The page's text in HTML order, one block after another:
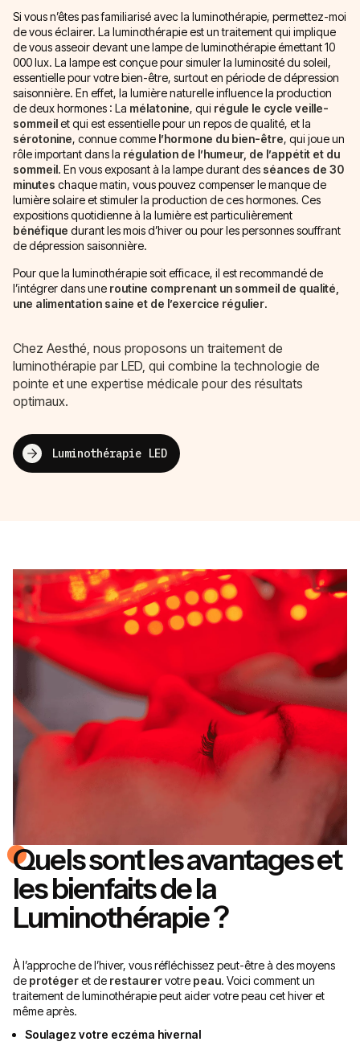
Si vous n’êtes pas familiarisé avec la luminothérapie, permettez-moi
de vous éclairer. La luminothérapie est un traitement qui implique
de vous asseoir devant une lampe de luminothérapie émettant 10
000 lux. La lampe est conçue pour simuler la luminosité du soleil,
essentielle pour votre bien-être, surtout en période de dépression
saisonnière. En effet, la lumière naturelle influence la production
de deux hormones : La mélatonine, qui régule le cycle veille-
sommeilet qui est essentielle pour un repos de qualité, et la
sérotonine, connue comme l’hormone du bien-être, qui joue un
rôle important dans la régulation de l’humeur, de l’appétit et du
sommeil. En vous exposant à la lampe durant des séances de 30
minutes chaque matin, vous pouvez compenser le manque de
lumière solaire et stimuler la production de ces hormones. Ces
expositions quotidienne à la lumière est particulièrement
bénéfique durant les mois d’hiver ou pour les personnes souffrant
de dépression saisonnière.
Pour que la luminothérapie soit efficace, il est recommandé de
l’intégrer dans une routine comprenant un sommeil de qualité,
une alimentation saine et de l’exercice régulier.
Chez Aesthé, nous proposons un traitement de
luminothérapie par LED, qui combine la technologie de
pointe et une expertise médicale pour des résultats
optimaux.
Luminothérapie LED
Quels sont les avantages et
les bienfaits de la
Luminothérapie ?
À l’approche de l’hiver, vous réfléchissez peut-être à des moyens
de protégeret de restaurervotre peau. Voici comment un
traitement de luminothérapie peut aider votre peau cet hiver et
même après.
Soulagez votre eczéma hivernal